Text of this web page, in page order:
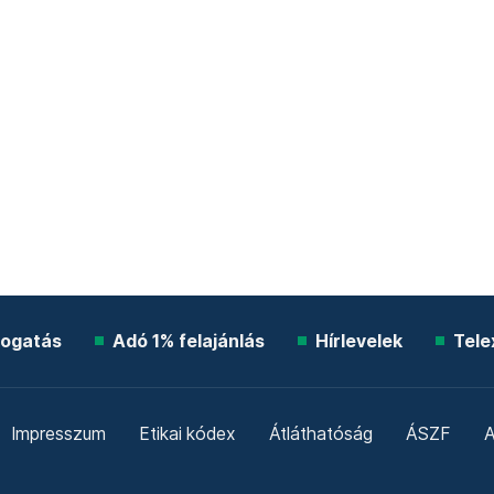
Adó 1% felajánlás Hírlevelek
Impresszum Etikai kódex Átláthatóság ÁSZF